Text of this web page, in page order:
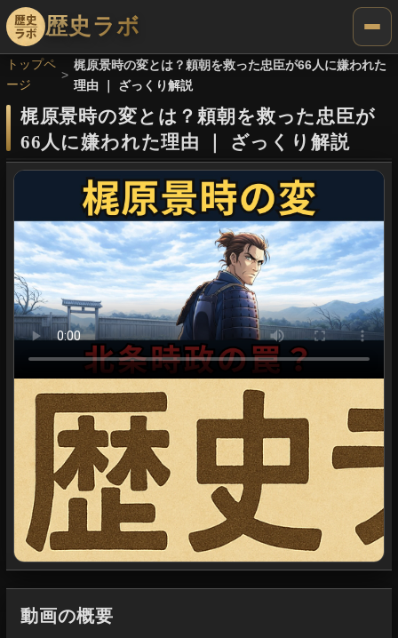
歴史ラボ
トップペ
ージ
梶原景時の変とは？頼朝を救った忠臣が66人に嫌われた
理由 ｜ ざっくり解説
梶原景時の変とは？頼朝を救った忠臣が
66人に嫌われた理由
ざっくり解説
動画の概要